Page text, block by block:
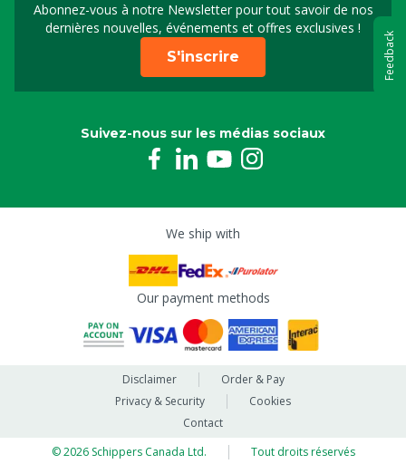
Abonnez-vous à notre Newsletter pour tout savoir de nos
dernières nouvelles, événements et offres exclusives !
Sign up for our
S'inscrire
Suivez-nous sur les médias sociaux
We ship with
Our payment methods
Disclaimer
Order & Pay
Privacy & Security
Cookies
Contact
© 2026 Schippers Canada Ltd.
Tout droits réservés
Feedback